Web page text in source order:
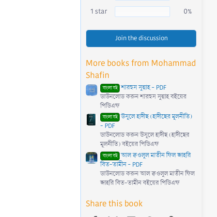
1 star 0%
Join the discussion
More books from Mohammad
Shafin
বাংলা বই শারহুস সুন্নাহ - PDF
ডাউনলোড করুন শারহুস সুন্নাহ বইয়ের
পিডিএফ
বাংলা বই উসূলে হাদীছ (হাদীছের মূলনীতি)
- PDF
ডাউনলোড করুন উসূলে হাদীছ (হাদীছের
মূলনীতি) বইয়ের পিডিএফ
বাংলা বই আল ক্বওলুল মাতীন ফিল জাহরি
বিত-তামীন - PDF
ডাউনলোড করুন আল ক্বওলুল মাতীন ফিল
জাহরি বিত-তামীন বইয়ের পিডিএফ
Share this book